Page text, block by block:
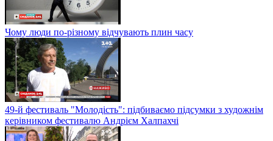
Чому люди по-різному відчувають плин часу
49-й фестиваль "Молодість": підбиваємо підсумки з художнім
керівником фестивалю Андрієм Халпахчі